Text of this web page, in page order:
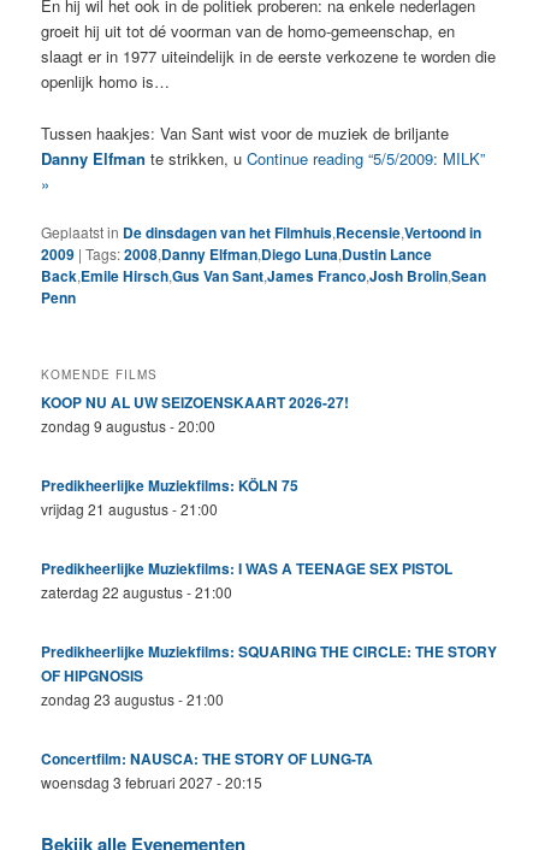
En hij wil het ook in de politiek proberen: na enkele nederlagen
groeit hij uit tot dé voorman van de homo-gemeenschap, en
slaagt er in 1977 uiteindelijk in de eerste verkozene te worden die
openlijk homo is…
Tussen haakjes: Van Sant wist voor de muziek de briljante
Danny Elfman te strikken, uContinue reading “5/5/2009: MILK”
»
Geplaatst in De dinsdagen van het Filmhuis,Recensie,Vertoond in
2009 |Tags:2008,Danny Elfman,Diego Luna,Dustin Lance
Back,Emile Hirsch,Gus Van Sant,James Franco,Josh Brolin,Sean
Penn
KOMENDE FILMS
KOOP NU AL UW SEIZOENSKAART 2026-27!
zondag 9 augustus - 20:00
Predikheerlijke Muziekfilms: KÖLN 75
vrijdag 21 augustus - 21:00
Predikheerlijke Muziekfilms: I WAS A TEENAGE SEX PISTOL
zaterdag 22 augustus - 21:00
Predikheerlijke Muziekfilms: SQUARING THE CIRCLE: THE STORY
OF HIPGNOSIS
zondag 23 augustus - 21:00
Concertfilm: NAUSCA: THE STORY OF LUNG-TA
woensdag 3 februari 2027 - 20:15
Bekijk alle Evenementen